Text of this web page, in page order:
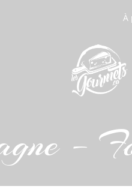
À
–